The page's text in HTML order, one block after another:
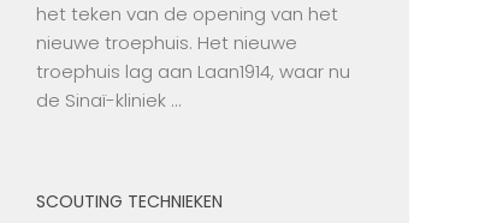
het teken van de opening van het
nieuwe troephuis. Het nieuwe
troephuis lag aan Laan1914, waar nu
de Sinaï-kliniek …
SCOUTING TECHNIEKEN